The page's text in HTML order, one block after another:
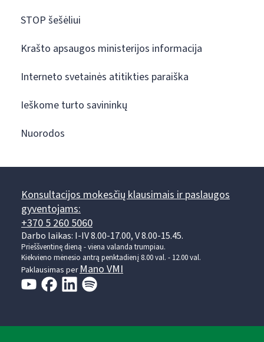
STOP šešėliui
Krašto apsaugos ministerijos informacija
Interneto svetainės atitikties paraiška
Ieškome turto savininkų
Nuorodos
Konsultacijos mokesčių klausimais ir paslaugos
gyventojams:
+370 5 260 5060
Darbo laikas: I-IV 8.00-17.00, V 8.00-15.45.
Prieššventinę dieną - viena valanda trumpiau.
Kiekvieno mėnesio antrą penktadienį 8.00 val. - 12.00 val.
Paklausimas perMano VMI